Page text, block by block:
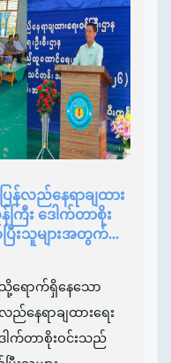
န်လည်နေရာချထား
ကြီး ဒေါက်တာစိုး
ြီးသူများအတွက်...
ရောက်ရှိနေသော
နေရာချထားရေး
ေါက်တာစိုးဝင်းသည်